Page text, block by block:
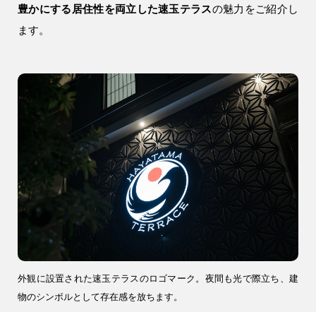
豊かにする居住性を両立した速玉テラスの魅力をご紹介し
ます。
外観に設置された速玉テラスのロゴマーク。夜間も光で際立ち、建
物のシンボルとして存在感を放ちます。
所沢市の注文住宅
川越市の注文住宅
入間市の注文住宅
飯能市の注文住宅
会社情報